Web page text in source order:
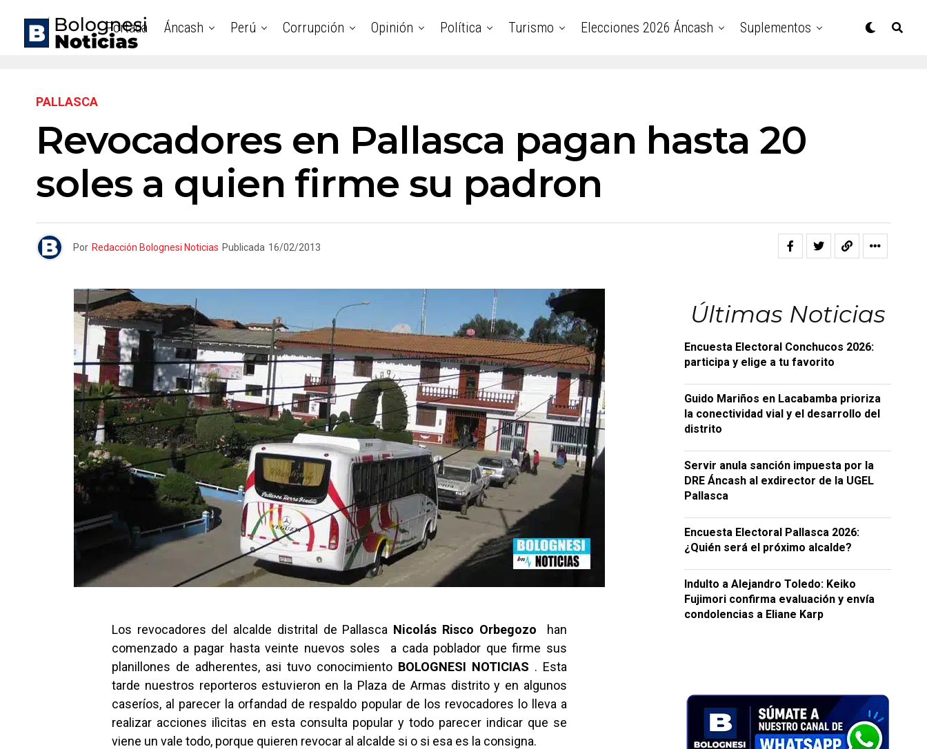
Portada Áncash Perú Corrupción Opinión Política Turismo Elecciones 2026 Áncash Suplementos
PALLASCA
Revocadores en Pallasca pagan hasta 20
soles a quien firme su padron
Por Redacción Bolognesi Noticias Publicada 16/02/2013
Los revocadores del alcalde distrital de Pallasca Nicolás Risco Orbegozo
han
comenzado a pagar hasta veinte nuevos soles a cada poblador que firme sus
planillones de adherentes, asi tuvo conocimiento BOLOGNESI NOTICIAS . Esta
tarde nuestros reporteros estuvieron en la Plaza de Armas distrito y en algunos
caseríos, al parecer la orfandad de respaldo popular de los revocadores lo lleva a
realizar acciones ilìcitas en esta consulta popular y todo parecer indicar que se
viene un vale todo, porque quieren revocar al alcalde si o si esa es la consigna.
Últimas Noticias
Encuesta Electoral Conchucos 2026:
participa y elige a tu favorito
Guido Mariños en Lacabamba prioriza
la conectividad vial y el desarrollo del
distrito
Servir anula sanción impuesta por la
DRE Áncash al exdirector de la UGEL
Pallasca
Encuesta Electoral Pallasca 2026:
¿Quién será el próximo alcalde?
Indulto a Alejandro Toledo: Keiko
Fujimori confirma evaluación y envía
condolencias a Eliane Karp